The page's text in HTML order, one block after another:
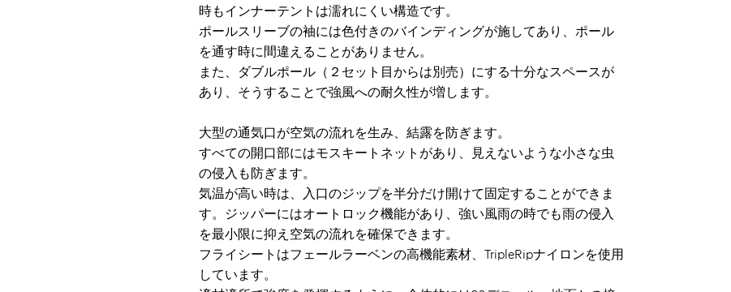
時もインナーテントは濡れにくい構造です。
ポールスリーブの袖には色付きのバインディングが施してあり、ポール
を通す時に間違えることがありません。
また、ダブルポール（２セット目からは別売）にする十分なスペースが
あり、そうすることで強風への耐久性が増します。
大型の通気口が空気の流れを生み、結露を防ぎます。
すべての開口部にはモスキートネットがあり、見えないような小さな虫
の侵入も防ぎます。
気温が高い時は、入口のジップを半分だけ開けて固定することができま
す。ジッパーにはオートロック機能があり、強い風雨の時でも雨の侵入
を最小限に抑え空気の流れを確保できます。
フライシートはフェールラーベンの高機能素材、TripleRipナイロンを使用
しています。